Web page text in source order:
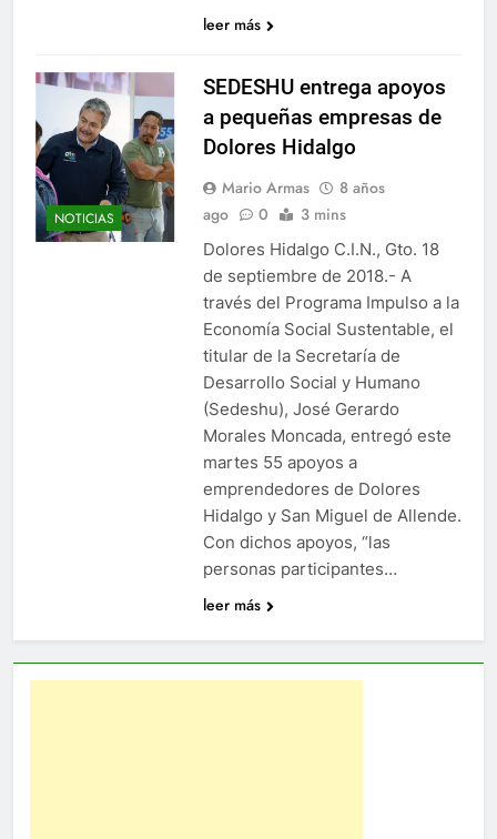
leer más
NOTICIAS
SEDESHU entrega apoyos
a pequeñas empresas de
Dolores Hidalgo
Mario Armas
8 años
ago
0 3 mins
Dolores Hidalgo C.I.N., Gto. 18
de septiembre de 2018.- A
través del Programa Impulso a la
Economía Social Sustentable, el
titular de la Secretaría de
Desarrollo Social y Humano
(Sedeshu), José Gerardo
Morales Moncada, entregó este
martes 55 apoyos a
emprendedores de Dolores
Hidalgo y San Miguel de Allende.
Con dichos apoyos, “las
personas participantes…
leer más